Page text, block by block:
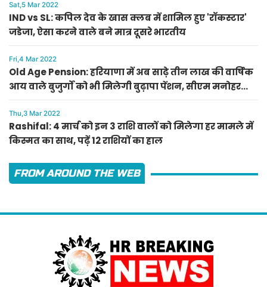
Sat,5 Mar 2022
IND vs SL: कपिल देव के खास क्लब में शामिल हुए 'रॉकस्टार'
जडेजा, ऐसा करने वाले बने मात्र दूसरे भारतीय
Fri,4 Mar 2022
Old Age Pension: हरियाणा में अब साढ़े तीन लाख की वार्षिक
आय वाले बुजुर्गों को भी मिलेगी बुढ़ापा पेंशन, सीएम मनोहर
लाल का ऐलान
Thu,3 Mar 2022
Rashifal: 4 मार्च को इन 3 राशि वालों को मिलेगा हर मामले में
किस्मत का साथ, पढ़ें 12 राशियों का हाल
FROM AROUND THE WEB